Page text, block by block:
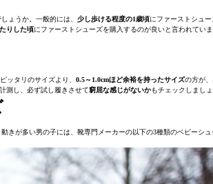
ょうか。一般的には、 少し歩ける程度の1歳頃にファーストシュー
りした頃にファーストシューズを購入するのが良いと言われていま
ッタリのサイズより、 0.5～1.0cmほど余裕を持ったサイズの方が
測し、必ず試し履きさせて窮屈な感じがないかもチェックしましょ
きが多い男の子には、靴専門メーカーの以下の3種類のベビーシュ